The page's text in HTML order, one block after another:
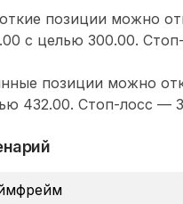
позиции можно
с целью 300.00.
позиции можно
432.00. Стоп-лосс —